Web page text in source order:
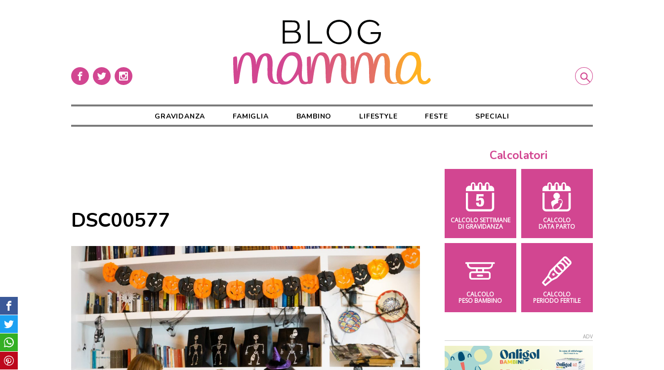
GRAVIDANZA FAMIGLIA BAMBINO LIFESTYLE FESTE SPECIALI
DSC00577
Calcolatori
CALCOLO SETTIMANE
DI GRAVIDANZA
CALCOLO
DATA PARTO
CALCOLO
PESO BAMBINO
CALCOLO
PERIODO FERTILE